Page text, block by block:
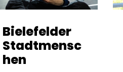
Bielefelder
Stadtmensc
hen